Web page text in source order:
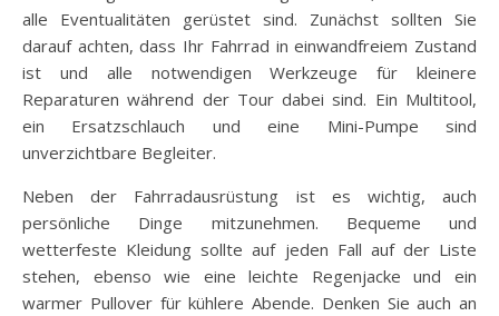
alle Eventualitäten gerüstet sind. Zunächst sollten Sie
darauf achten, dass Ihr Fahrrad in einwandfreiem Zustand
ist und alle notwendigen Werkzeuge für kleinere
Reparaturen während der Tour dabei sind. Ein Multitool,
ein Ersatzschlauch und eine Mini-Pumpe sind
unverzichtbare Begleiter.
Neben der Fahrradausrüstung ist es wichtig, auch
persönliche Dinge mitzunehmen. Bequeme und
wetterfeste Kleidung sollte auf jeden Fall auf der Liste
stehen, ebenso wie eine leichte Regenjacke und ein
warmer Pullover für kühlere Abende. Denken Sie auch an